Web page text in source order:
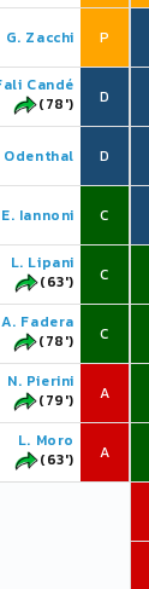
G. Zacchi P
Candé
(78')
D
Odenthal D
E. Iannoni C
L. Lipani
(63')
C
A. Fadera
(78')
C
N. Pierini
(79')
A
L. Moro
(63')
A